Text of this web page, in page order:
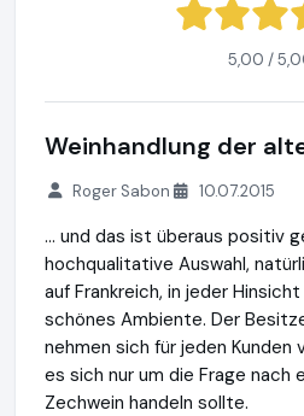
5,00 /
Weinhandlung der
Roger Sabon 10.07.2015
... und das ist überaus positiv
hochqualitative Auswahl,
auf Frankreich, in jeder
schönes Ambiente. Der
nehmen sich für jeden Kunden
es sich nur um die Frage nach
Zechwein handeln sollte.